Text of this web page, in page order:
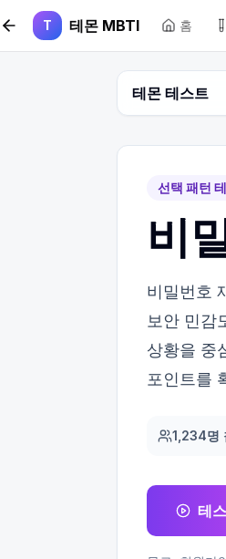
본문 바로가기
T 테몬 MBTI 홈
테몬 테스트
선택 패턴
비
비밀번호
보안 민감
상황을 중
포인트를
1,234명
테